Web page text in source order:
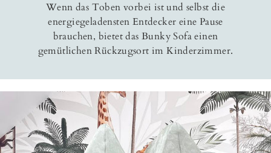
Wenn das Toben vorbei ist und selbst die
energiegeladensten Entdecker eine Pause
brauchen, bietet das Bunky Sofa einen
gemütlichen Rückzugsort im Kinderzimmer.